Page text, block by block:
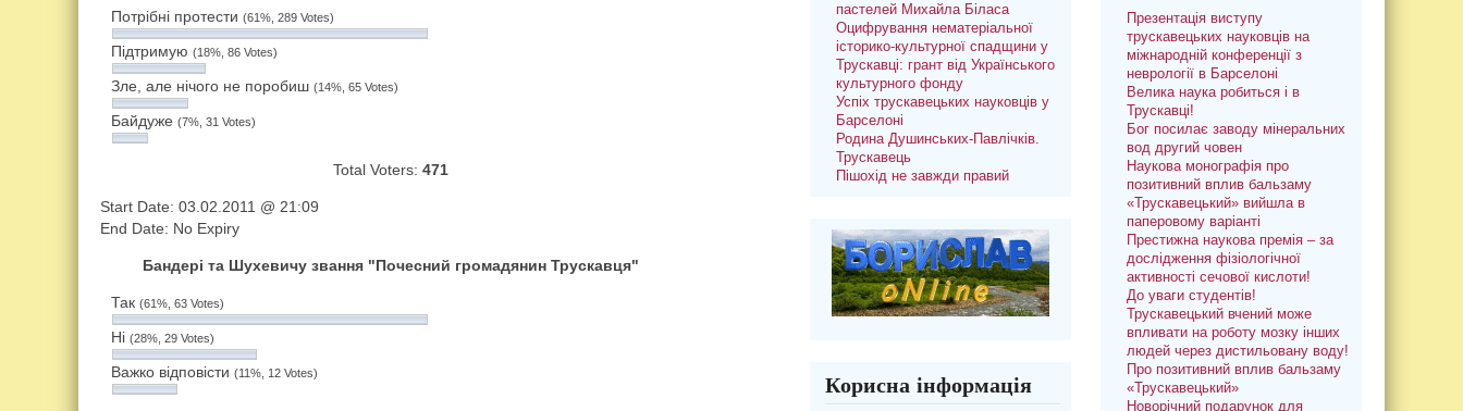
Потрібні протести (61%, 289 Votes)
Підтримую (18%, 86 Votes)
Зле, але нічого не поробиш (14%, 65 Votes)
Байдуже (7%, 31 Votes)
Total Vot­ers: 471
Start Date: 03.02.2011 @ 21:09
End Date: No Ex­pi­ry
Бандері та Шухевичу звання "Почесний громадянин Трускавця"
Так (61%, 63 Votes)
Ні (28%, 29 Votes)
Важко відповісти (11%, 12 Votes)
пастелей Михайла Біласа
Оцифрування нематеріальної
історико-культурної спадщини у
Трускавці: грант від Українського
культурного фонду
Успіх трускавецьких науковців у
Барселоні
Родина Душинських-Павлічків.
Трускавець
Пішохід не завжди правий
Корисна інформація
Презентація виступу
трускавецьких науковців на
міжнародній конференції з
неврології в Барселоні
Велика наука робиться і в
Трускавці!
Бог посилає заводу мінеральних
вод другий човен
Наукова монографія про
позитивний вплив бальзаму
«Трускавецький» вийшла в
паперовому варіанті
Престижна наукова премія – за
дослідження фізіологічної
активності сечової кислоти!
До уваги студентів!
Трускавецький вчений може
впливати на роботу мозку інших
людей через дистильовану воду!
Про позитивний вплив бальзаму
«Трускавецький»
Новорічний подарунок для